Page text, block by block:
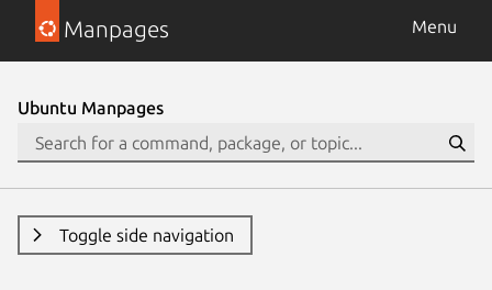
Manpages Menu
Ubuntu Manpages
Toggle side navigation